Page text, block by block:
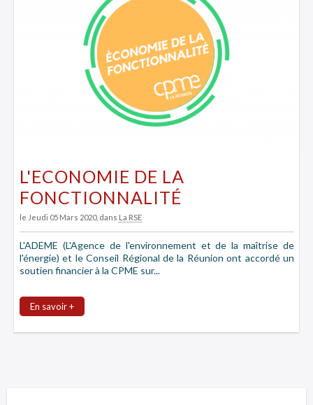
L'ECONOMIE DE LA
FONCTIONNALITÉ
le Jeudi 05 Mars 2020, dans La RSE
L'ADEME (L'Agence de l'environnement et de la maîtrise de
l'énergie) et le Conseil Régional de la Réunion ont accordé un
soutien financier à la CPME sur...
En savoir +